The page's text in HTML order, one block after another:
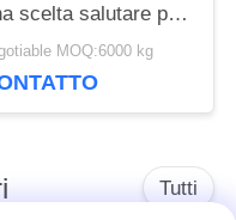
scelta salutare per
cibi fritti leggeri,
MOQ:6000 kg
Tutti